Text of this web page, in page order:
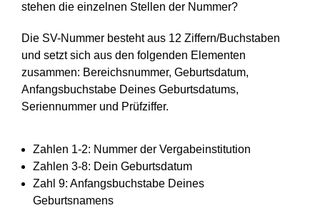
stehen die einzelnen Stellen der Nummer?
Die SV-Nummer besteht aus 12 Ziffern/Buchstaben
und setzt sich aus den folgenden Elementen
zusammen: Bereichsnummer, Geburtsdatum,
Anfangsbuchstabe Deines Geburtsdatums,
Seriennummer und Prüfziffer.
Zahlen 1-2: Nummer der Vergabeinstitution
Zahlen 3-8: Dein Geburtsdatum
Zahl 9: Anfangsbuchstabe Deines
Geburtsnamens